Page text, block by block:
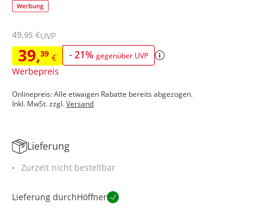
39,39 € -21% gegenüber UVP
Werbepreis
49,95 €UVP
Onlinepreis: Alle etwaigen Rabatte bereits abgezogen.
Inkl. MwSt. zzgl.Versand
Lieferung
Zurzeit nicht bestellbar
Lieferung durchHöffner